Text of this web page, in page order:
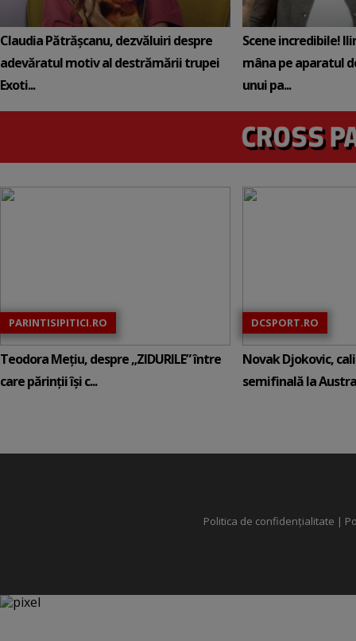
Claudia Pătrășcanu, dezvăluiri despre
adevăratul motiv al destrămării trupei
Exoti...
Scene incredibile!
mâna pe aparatul
unui pa...
PARINTISIPITICI.RO
Teodora Mețiu, despre „ZIDURILE” între
care părinții își c...
DCSPORT.RO
Novak Djokovic,
semifinală la
Politica de confidențialitate |